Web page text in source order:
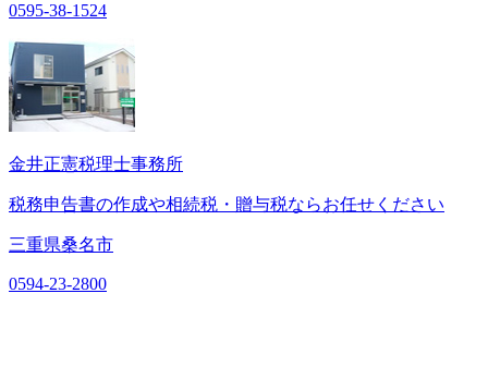
0595-38-1524
金井正憲税理士事務所
税務申告書の作成や相続税・贈与税ならお任せください
三重県桑名市
0594-23-2800